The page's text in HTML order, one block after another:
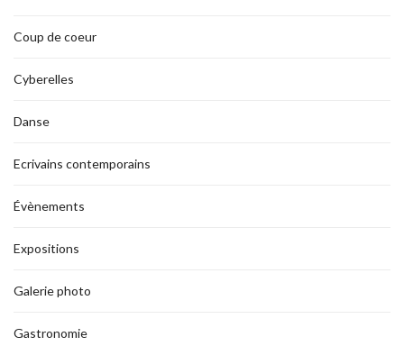
Coup de coeur
Cyberelles
Danse
Ecrivains contemporains
Évènements
Expositions
Galerie photo
Gastronomie